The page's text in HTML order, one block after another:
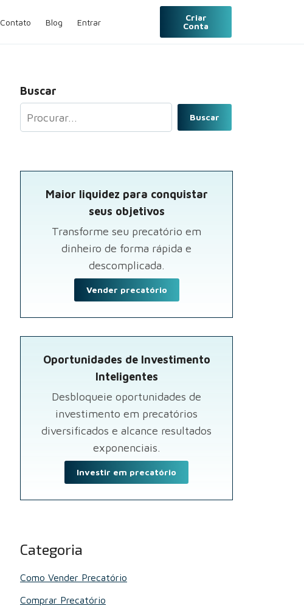
Contato Blog Entrar
Criar
Conta
Buscar
Buscar
Maior liquidez para conquistar
seus objetivos
Transforme seu precatório em
dinheiro de forma rápida e
descomplicada.
Vender precatório
Oportunidades de Investimento
Inteligentes
Desbloqueie oportunidades de
investimento em precatórios
diversificados e alcance resultados
exponenciais.
Investir em precatório
Categoria
Como Vender Precatório
Comprar Precatório